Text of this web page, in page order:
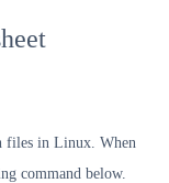
files in Linux. When
command below.